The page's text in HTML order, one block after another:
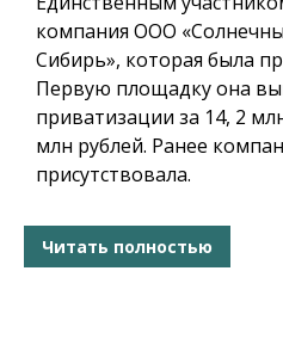
компания ООО
Сибирь», которая была
Первую площадку она
приватизации за 14, 2
млн рублей. Ранее
присутствовала.
Читать полностью